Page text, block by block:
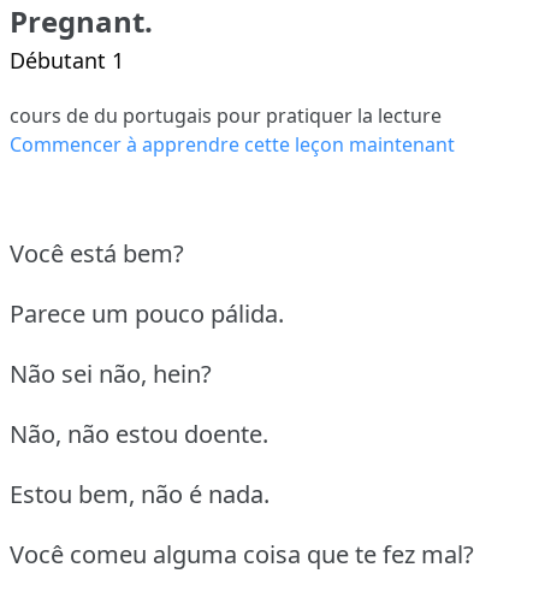
Pregnant.
Débutant 1
cours de du portugais pour pratiquer la lecture
Commencer à apprendre cette leçon maintenant
Você está bem?
Parece um pouco pálida.
Não sei não, hein?
Não, não estou doente.
Estou bem, não é nada.
Você comeu alguma coisa que te fez mal?